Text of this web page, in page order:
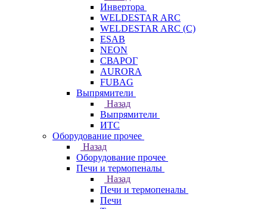
Инвертора
WELDESTAR ARC
WELDESTAR ARC (С)
ESAB
NEON
СВАРОГ
AURORA
FUBAG
Выпрямители
Назад
Выпрямители
ИТС
Оборудование прочее
Назад
Оборудование прочее
Печи и термопеналы
Назад
Печи и термопеналы
Печи